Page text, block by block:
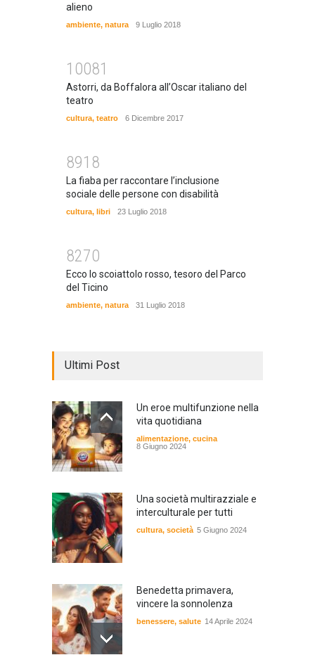
alieno
ambiente, natura 9 Luglio 2018
10081
Astorri, da Boffalora all’Oscar italiano del
teatro
cultura, teatro 6 Dicembre 2017
8918
La fiaba per raccontare l’inclusione
sociale delle persone con disabilità
cultura, libri 23 Luglio 2018
8270
Ecco lo scoiattolo rosso, tesoro del Parco
del Ticino
ambiente, natura 31 Luglio 2018
Ultimi Post
Un eroe multifunzione nella
vita quotidiana
alimentazione, cucina
8 Giugno 2024
Una società multirazziale e
interculturale per tutti
cultura, società 5 Giugno 2024
Benedetta primavera,
vincere la sonnolenza
benessere, salute 14 Aprile 2024